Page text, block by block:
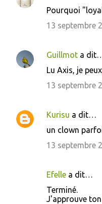
Pourquoi
13 septembre
Guillmot a dit…
Lu Axis, je
13 septembre
Kurisu a dit…
un clown
13 septembre
Efelle a dit…
Terminé.
J'approuve